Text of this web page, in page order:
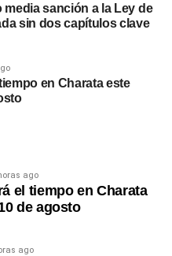
media sanción a la Ley de
sin dos capítulos clave
en Charata este
ago
el tiempo en Charata
de agosto
ago